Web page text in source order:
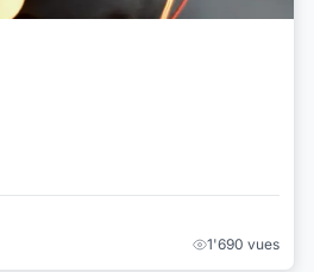
1'690 vues